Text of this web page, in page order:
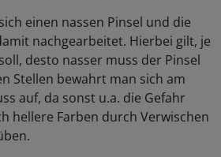
einen nassen Pinsel und die
nachgearbeitet. Hierbei gilt, je
desto nasser muss der Pinsel
Stellen bewahrt man sich am
auf, da sonst u.a. die Gefahr
hellere Farben durch Verwischen